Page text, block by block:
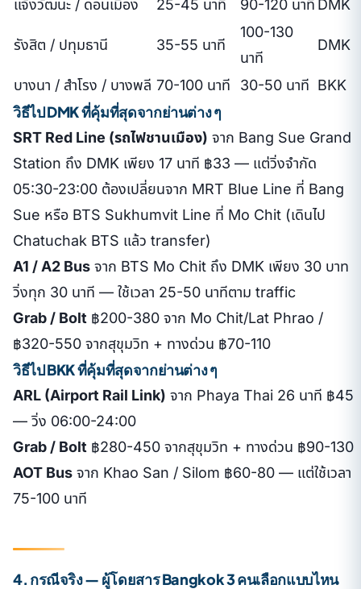
แจ้งวัฒนะ / ดอนเมือง 25-45 นาที 90-120 นาที DMK
รังสิต / ปทุมธานี 35-55 นาที
100-130
นาที
DMK
บางนา / สำโรง / บางพลี 70-100 นาที 30-50 นาที BKK
วิธีไป DMK ที่คุ้มที่สุดจากย่านต่าง ๆ
SRT Red Line (รถไฟชานเมือง) จาก Bang Sue Grand
Station ถึง DMK เพียง 17 นาที ฿33 — แต่วิ่งจำกัด
05:30-23:00 ต้องเปลี่ยนจาก MRT Blue Line ที่ Bang
Sue หรือ BTS Sukhumvit Line ที่ Mo Chit (เดินไป
Chatuchak BTS แล้ว transfer)
A1 / A2 Bus จาก BTS Mo Chit ถึง DMK เพียง 30 บาท
วิ่งทุก 30 นาที — ใช้เวลา 25-50 นาทีตาม traffic
Grab / Bolt ฿200-380 จาก Mo Chit/Lat Phrao /
฿320-550 จากสุขุมวิท + ทางด่วน ฿70-110
วิธีไป BKK ที่คุ้มที่สุดจากย่านต่าง ๆ
ARL (Airport Rail Link) จาก Phaya Thai 26 นาที ฿45
— วิ่ง 06:00-24:00
Grab / Bolt ฿280-450 จากสุขุมวิท + ทางด่วน ฿90-130
AOT Bus จาก Khao San / Silom ฿60-80 — แต่ใช้เวลา
75-100 นาที
4. กรณีจริง — ผู้โดยสาร Bangkok 3 คนเลือกแบบไหน